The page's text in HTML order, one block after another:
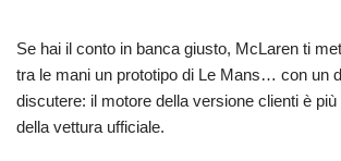
Se hai il conto in banca giusto, McLaren ti
tra le mani un prototipo di Le Mans… con un
discutere: il motore della versione clienti è più
della vettura ufficiale.